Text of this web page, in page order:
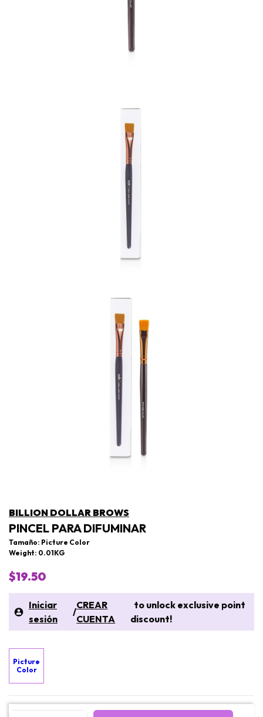
BILLION DOLLAR BROWS
PINCEL PARA DIFUMINAR
Tamaño: Picture Color
Weight: 0.01KG
$19.50
Iniciar
sesión
/
CREAR
CUENTA
to unlock exclusive point
discount!
Picture
Color